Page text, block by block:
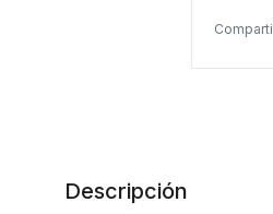
Descripción